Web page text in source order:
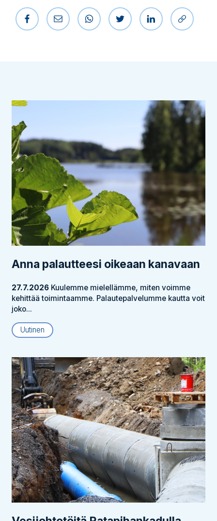
Jaa Facebookissa
Jaa sähköpostilla
Jaa WhatsAppissa
Jaa Twitterissä
Jaa Kopioi
Anna palautteesi oikeaan kanavaan
27.7.2026 Kuulemme mielellämme, miten voimme
kehittää toimintaamme. Palautepalvelumme kautta voit
joko...
Uutinen